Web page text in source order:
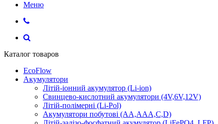
Меню
Каталог товаров
EcoFlow
Акумулятори
Літій-іонний акумулятор (Li-ion)
Свинцево-кислотний акумулятори (4V,6V,12V)
Літій-полімерні (Li-Pol)
Акумулятори побутові (AA,AAA,C,D)